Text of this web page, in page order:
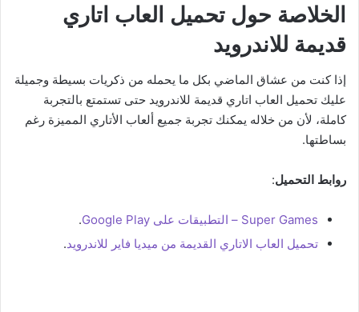
الخلاصة حول تحميل العاب اتاري
قديمة للاندرويد
إذا كنت من عشاق الماضي بكل ما يحمله من ذكريات بسيطة وجميلة
عليك تحميل العاب اتاري قديمة للاندرويد حتى تستمتع بالتجربة
كاملة، لأن من خلاله يمكنك تجربة جميع ألعاب الأتاري المميزة رغم
بساطتها.
روابط التحميل:
Super Games – التطبيقات على Google Play
.
تحميل العاب الاتاري القديمة من ميديا فاير للاندرويد.